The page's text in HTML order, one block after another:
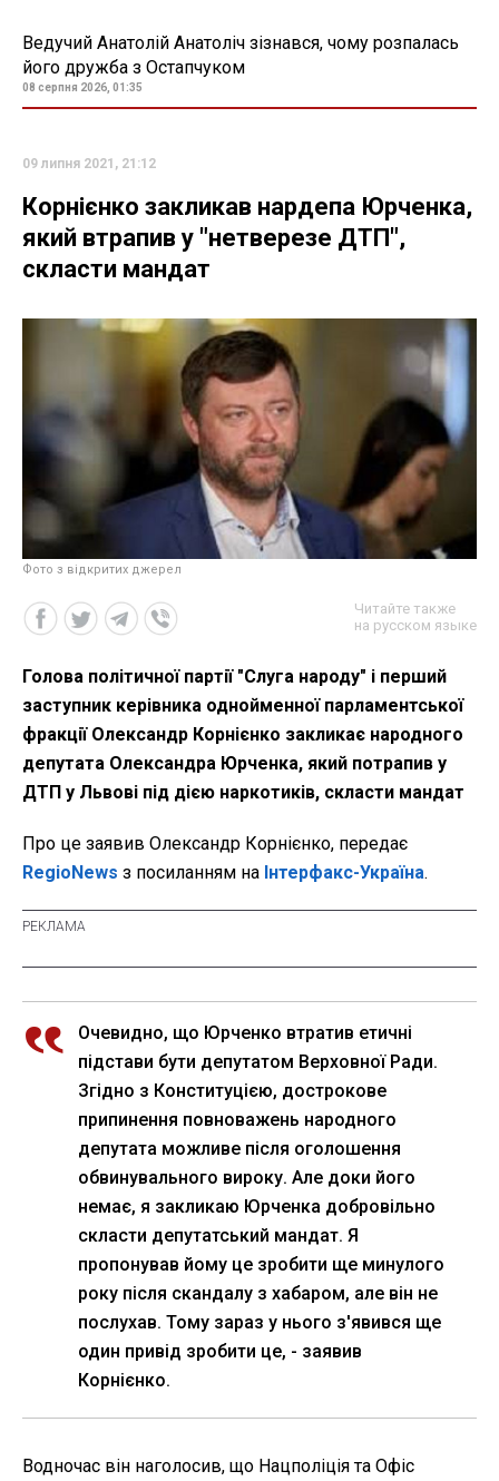
Ведучий Анатолій Анатоліч зізнався, чому розпалась
його дружба з Остапчуком
08 серпня 2026, 01:35
09 липня 2021, 21:12
Корнієнко закликав нардепа Юрченка,
який втрапив у "нетверезе ДТП",
скласти мандат
Фото з відкритих джерел
Читайте также
на русском языке
Голова політичної партії "Слуга народу" і перший
заступник керівника однойменної парламентської
фракції Олександр Корнієнко закликає народного
депутата Олександра Юрченка, який потрапив у
ДТП у Львові під дією наркотиків, скласти мандат
Про це заявив Олександр Корнієнко, передає
RegioNews з посиланням на Інтерфакс-Україна.
Очевидно, що Юрченко втратив етичні
підстави бути депутатом Верховної Ради.
Згідно з Конституцією, дострокове
припинення повноважень народного
депутата можливе після оголошення
обвинувального вироку. Але доки його
немає, я закликаю Юрченка добровільно
скласти депутатський мандат. Я
пропонував йому це зробити ще минулого
року після скандалу з хабаром, але він не
послухав. Тому зараз у нього з'явився ще
один привід зробити це, - заявив
Корнієнко.
Водночас він наголосив, що Нацполіція та Офіс